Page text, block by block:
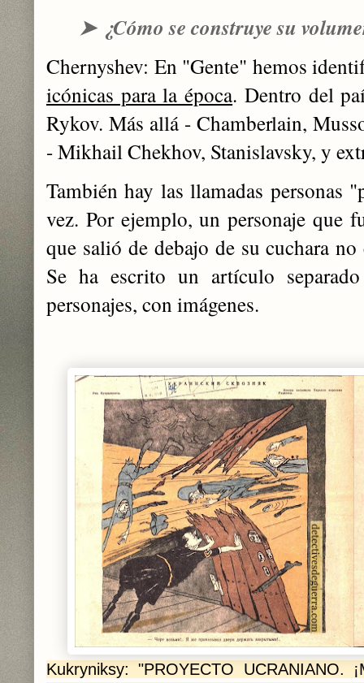
➤ ¿Cómo se construye su
Chernyshev: En "Gente" hemos
icónicas para la época. Dentro del
Rykov. Más allá - Chamberlain,
- Mikhail Chekhov, Stanislavsky, y
También hay las llamadas personas
vez. Por ejemplo, un personaje que
que salió de debajo de su cuchara
Se ha escrito un artículo
personajes, con imágenes.
Kukryniksy: "PROYECTO UCRANIANO.